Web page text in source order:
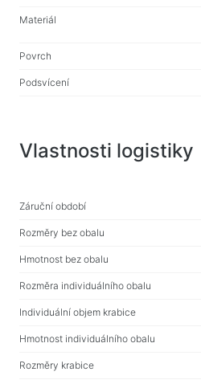
Tašky a batohy na notebooky
Držáky do auta
Batohy pro studium i volný čas
Čisticí prostředky
Materiál
Povrch
Podsvícení
Vlastnosti logistiky
Záruční období
Rozměry bez obalu
Hmotnost bez obalu
Rozměra individuálního obalu
Individuální objem krabice
Hmotnost individuálního obalu
Rozměry krabice